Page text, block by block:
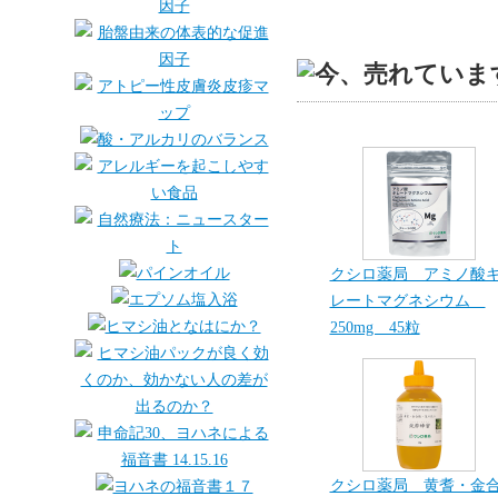
クシロ薬局 アミノ酸
レートマグネシウム
250mg 45粒
クシロ薬局 黄耆・金